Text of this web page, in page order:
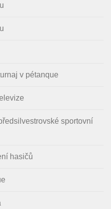
v pétanque
sportovní
hasičů